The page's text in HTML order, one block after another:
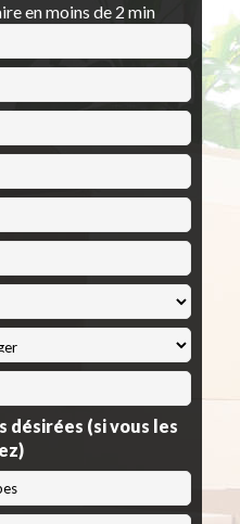
en moins de 2 min
désirées (si vous les